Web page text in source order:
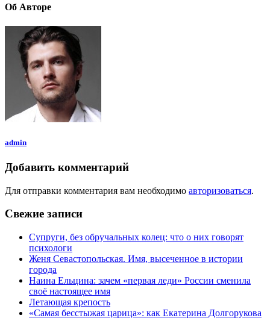
Об Авторе
admin
Добавить комментарий
Для отправки комментария вам необходимо авторизоваться.
Свежие записи
Супруги, без обручальных колец: что о них говорят
психологи
Женя Севастопольская. Имя, высеченное в истории
города
Наина Ельцина: зачем «первая леди» России сменила
своё настоящее имя
Летающая крепость
«Самая бесстыжая царица»: как Екатерина Долгорукова